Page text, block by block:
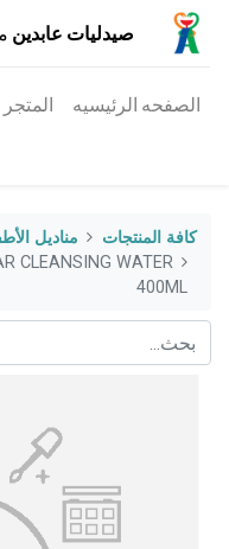
صيدليات عابدين
الصفحه الرئيسيه المتجر
كافة المنتجات
مناديل
CLEANSING WATER
400ML